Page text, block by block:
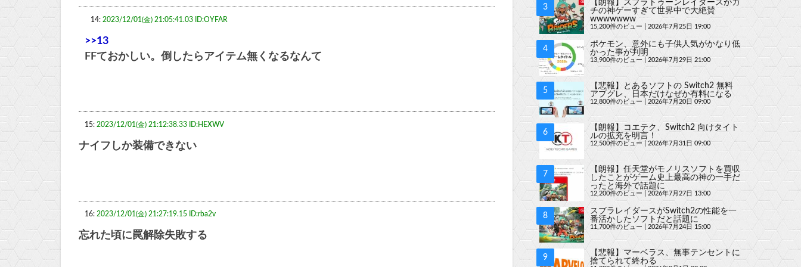
14: 2023/12/01(金) 21:05:41.03 ID:OYFAR
>>13
FFておかしい。倒したらアイテム無くなるなんて
15: 2023/12/01(金) 21:12:38.33 ID:HEXWV
ナイフしか装備できない
16: 2023/12/01(金) 21:27:19.15 ID:rba2v
忘れた頃に罠解除失敗する
【朗報】スプラトゥーンレイダースがガ
チの神ゲーすぎて世界中で大絶賛
wwwwwww
15,200件のビュー |2026年7月25日 19:00
ポケモン、意外にも子供人気がかなり低
かった事が判明
13,900件のビュー 2026年7月29日 21:00
【悲報】とあるソフトの Switch2 無料
アプグレ、日本だけなぜか有料になる
12,800件のビュー 2026年7月20日 09:00
【朗報】コエテク、Switch2 向けタイト
ルの拡充を明言！
12,500件のビュー 2026年7月31日 09:00
【朗報】任天堂がモノリスソフトを買収
したことがゲーム史上最高の神の一手だ
ったと海外で話題に
12,200件のビュー 2026年7月27日 13:00
スプラレイダースがSwitch2の性能を一
番活かしたソフトだと話題に
11,700件のビュー 2026年7月24日 15:00
【悲報】マーベラス、無事テンセントに
捨てられて終わる